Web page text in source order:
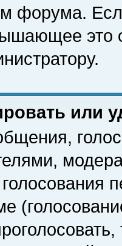
форума.
это
или